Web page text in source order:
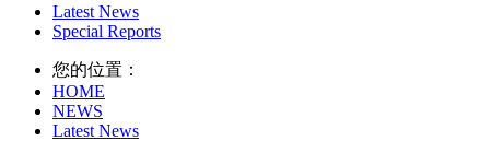
Latest News
Special Reports
您的位置：
HOME
NEWS
Latest News